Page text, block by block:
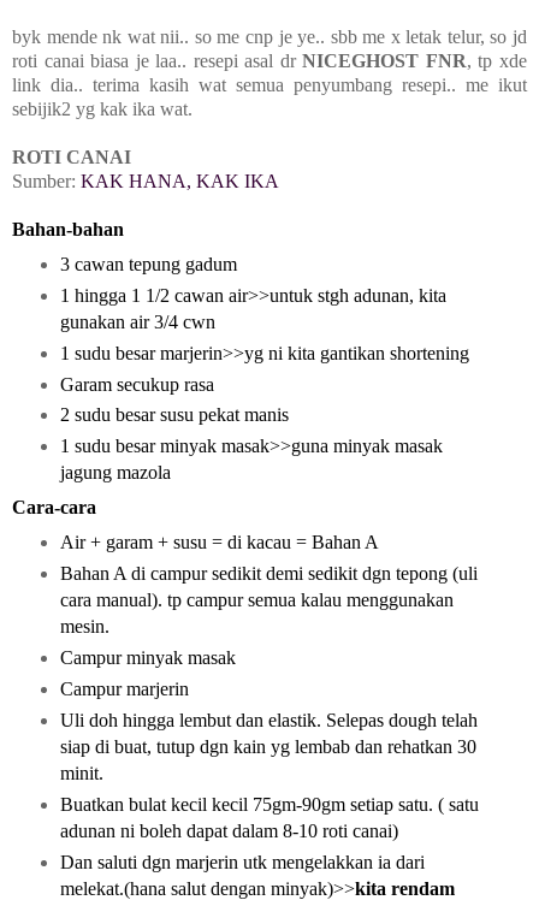
byk mende nk wat nii.. so me cnp je ye.. sbb me x letak telur, so jd
roti canai biasa je laa.. resepi asal drNICEGHOST FNR, tp xde
link dia.. terima kasih wat semua penyumbang resepi.. me ikut
sebijik2 yg kak ika wat.
ROTI CANAI
Sumber: KAK HANA, KAK IKA
Bahan-bahan
3 cawan tepung gadum
1 hingga 1 1/2 cawan air>>untuk stgh adunan, kita
gunakan air 3/4 cwn
1 sudu besar marjerin>>yg ni kita gantikan shortening
Garam secukup rasa
2 sudu besar susu pekat manis
1 sudu besar minyak masak>>guna minyak masak
jagung mazola
Cara-cara
Air + garam + susu = di kacau = Bahan A
Bahan A di campur sedikit demi sedikit dgn tepong (uli
cara manual). tp campur semua kalau menggunakan
mesin.
Campur minyak masak
Campur marjerin
Uli doh hingga lembut dan elastik. Selepas dough telah
siap di buat, tutup dgn kain yg lembab dan rehatkan 30
minit.
Buatkan bulat kecil kecil 75gm-90gm setiap satu. ( satu
adunan ni boleh dapat dalam 8-10 roti canai)
Dan saluti dgn marjerin utk mengelakkan ia dari
melekat.(hana salut dengan minyak)>>kita rendam